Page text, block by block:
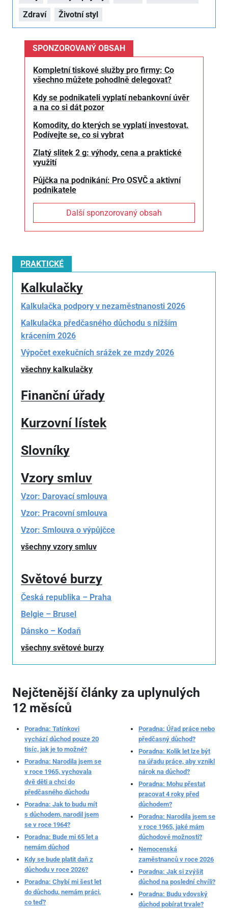
Zdraví
Životní styl
SPONZOROVANÝ OBSAH
Kompletní tiskové služby pro firmy: Co
všechno můžete pohodlně delegovat?
Kdy se podnikateli vyplatí nebankovní úvěr
a na co si dát pozor
Komodity, do kterých se vyplatí investovat.
Podívejte se, co si vybrat
Zlatý slitek 2 g: výhody, cena a praktické
využití
Půjčka na podnikání: Pro OSVČ a aktivní
podnikatele
Další sponzorovaný obsah
PRAKTICKÉ
Kalkulačky
Kalkulačka podpory v nezaměstnanosti 2026
Kalkulačka předčasného důchodu s nižším
krácením 2026
Výpočet exekučních srážek ze mzdy 2026
všechny kalkulačky
Finanční úřady
Kurzovní lístek
Slovníky
Vzory smluv
Vzor: Darovací smlouva
Vzor: Pracovní smlouva
Vzor: Smlouva o výpůjčce
všechny vzory smluv
Světové burzy
Česká republika – Praha
Belgie – Brusel
Dánsko – Kodaň
všechny světové burzy
Nejčtenější články za uplynulých
12 měsíců
Poradna: Tatínkovi
vychází důchod pouze 20
tisíc, jak je to možné?
Poradna: Narodila jsem se
v roce 1965, vychovala
dvě děti a chci do
předčasného důchodu
Poradna: Jak to budu mít
s důchodem, narodil jsem
se v roce 1964?
Poradna: Bude mi 65 let a
nemám důchod
Kdy se bude platit daň z
důchodu v roce 2026?
Poradna: Chybí mi šest let
do důchodu, nemám práci,
co teď?
Poradna: Úřad práce nebo
předčasný důchod?
Poradna: Kolik let lze být
na úřadu práce, aby vznikl
nárok na důchod?
Poradna: Mohu přestat
pracovat 4 roky před
důchodem?
Poradna: Narodila jsem se
v roce 1965, jaké mám
důchodové možnosti?
Nemocenská
zaměstnanců v roce 2026
Poradna: Jak si zvýšit
důchod na poslední chvíli?
Poradna: Budu vdovský
důchod pobírat trvale?